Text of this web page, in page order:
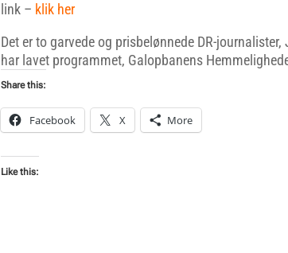
link – klik her
Det er to garvede og prisbelønnede DR-
har lavet programmet, Galopbanens
Share this:
Facebook X More
Like this: